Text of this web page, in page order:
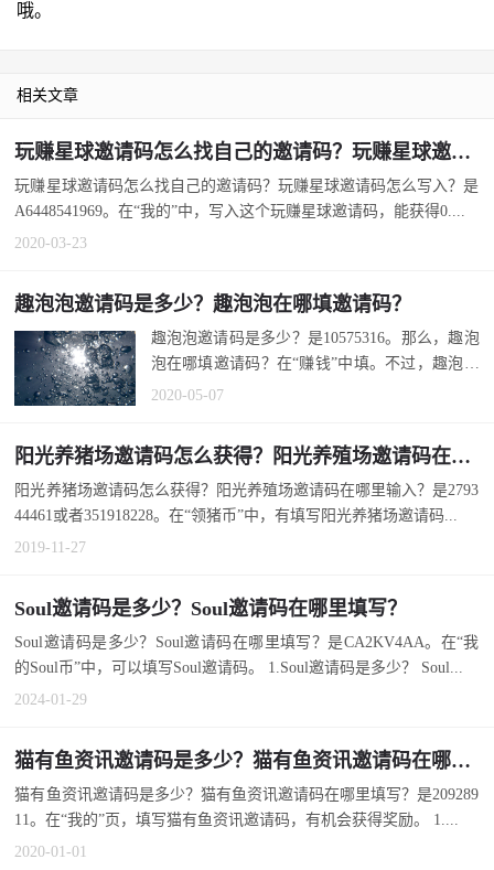
哦。
相关文章
玩赚星球邀请码怎么找自己的邀请码？玩赚星球邀请码怎么写入？
玩赚星球邀请码怎么找自己的邀请码？玩赚星球邀请码怎么写入？是
A6448541969。在“我的”中，写入这个玩赚星球邀请码，能获得0....
2020-03-23
趣泡泡邀请码是多少？趣泡泡在哪填邀请码？
趣泡泡邀请码是多少？是10575316。那么，趣泡
泡在哪填邀请码？在“赚钱”中填。不过，趣泡泡
邀请码有什么用？填后能领500金币。...
2020-05-07
阳光养猪场邀请码怎么获得？阳光养殖场邀请码在哪里输入？
阳光养猪场邀请码怎么获得？阳光养殖场邀请码在哪里输入？是2793
44461或者351918228。在“领猪币”中，有填写阳光养猪场邀请码...
2019-11-27
Soul邀请码是多少？Soul邀请码在哪里填写？
Soul邀请码是多少？Soul邀请码在哪里填写？是CA2KV4AA。在“我
的Soul币”中，可以填写Soul邀请码。 1.Soul邀请码是多少？ Soul...
2024-01-29
猫有鱼资讯邀请码是多少？猫有鱼资讯邀请码在哪里填写？
猫有鱼资讯邀请码是多少？猫有鱼资讯邀请码在哪里填写？是209289
11。在“我的”页，填写猫有鱼资讯邀请码，有机会获得奖励。 1....
2020-01-01